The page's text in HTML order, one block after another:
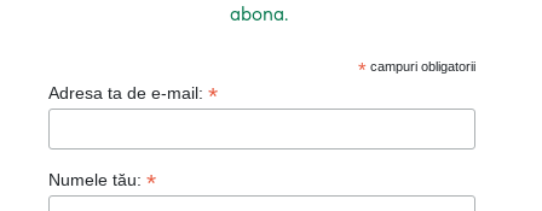
abona.
* campuri obligatorii
Adresa ta de e-mail: *
Numele tău: *